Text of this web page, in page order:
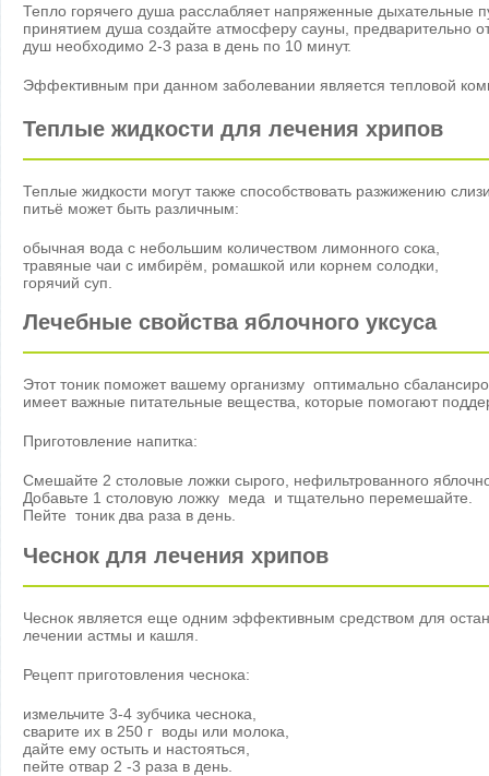
Тепло горячего душа расслабляет напряженные дыхательные
принятием душа создайте атмосферу сауны, предварительно
душ необходимо 2-3 раза в день по 10 минут.
Эффективным при данном заболевании является тепловой
Теплые жидкости для лечения хрипов
Теплые жидкости могут также способствовать разжижению
питьё может быть различным:
обычная вода с небольшим количеством лимонного сока,
травяные чаи с имбирём, ромашкой или корнем солодки,
горячий суп.
Лечебные свойства яблочного уксуса
Этот тоник поможет вашему организму оптимально
имеет важные питательные вещества, которые помогают
Приготовление напитка:
Смешайте 2 столовые ложки сырого, нефильтрованного
Добавьте 1 столовую ложку меда и тщательно перемешайте.
Пейте тоник два раза в день.
Чеснок для лечения хрипов
Чеснок является еще одним эффективным средством для
лечении астмы и кашля.
Рецепт приготовления чеснока:
измельчите 3-4 зубчика чеснока,
сварите их в 250 г воды или молока,
дайте ему остыть и настояться,
пейте отвар 2 -3 раза в день.